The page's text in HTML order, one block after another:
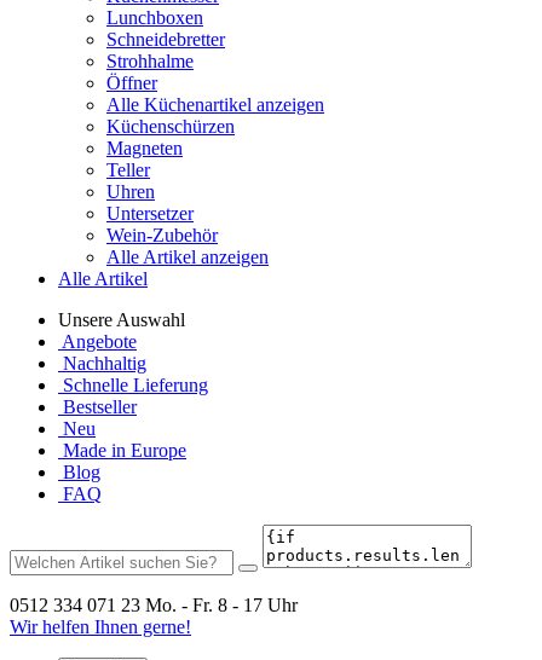
Lunchboxen
Schneidebretter
Strohhalme
Öffner
Alle Küchenartikel anzeigen
Küchenschürzen
Magneten
Teller
Uhren
Untersetzer
Wein-Zubehör
Alle Artikel anzeigen
Alle Artikel
Unsere Auswahl
Angebote
Nachhaltig
Schnelle Lieferung
Bestseller
Neu
Made in Europe
Blog
FAQ
0512 334 071 23 Mo. - Fr. 8 - 17 Uhr
Wir helfen Ihnen gerne!